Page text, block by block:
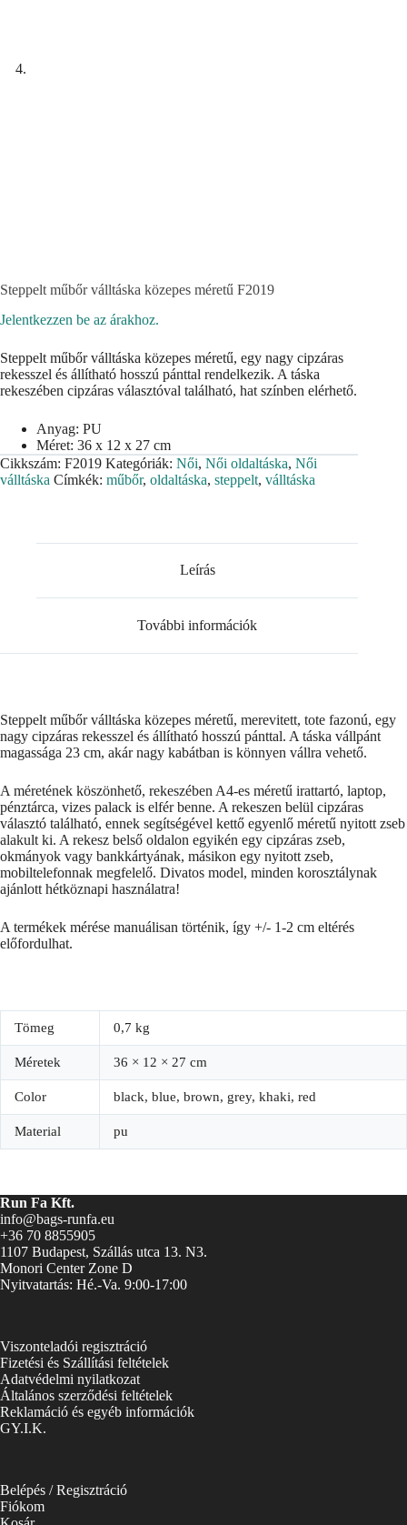
Steppelt műbőr válltáska közepes méretű F2019
Jelentkezzen be az árakhoz.
Steppelt műbőr válltáska közepes méretű, egy nagy cipzáras
rekesszel és állítható hosszú pánttal rendelkezik. A táska
rekeszében cipzáras választóval található, hat színben elérhető.
Anyag: PU
Méret: 36 x 12 x 27 cm
Cikkszám: F2019 Kategóriák: Női, Női oldaltáska, Női
válltáska Címkék: műbőr, oldaltáska, steppelt, válltáska
Leírás
További információk
Steppelt műbőr válltáska közepes méretű, merevitett, tote fazonú, egy
nagy cipzáras rekesszel és állítható hosszú pánttal. A táska vállpánt
magassága 23 cm, akár nagy kabátban is könnyen vállra vehető.
A méretének köszönhető, rekeszében A4-es méretű irattartó, laptop,
pénztárca, vizes palack is elfér benne. A rekeszen belül cipzáras
választó található, ennek segítségével kettő egyenlő méretű nyitott zseb
alakult ki. A rekesz belső oldalon egyikén egy cipzáras zseb,
okmányok vagy bankkártyának, másikon egy nyitott zseb,
mobiltelefonnak megfelelő. Divatos model, minden korosztálynak
ajánlott hétköznapi használatra!
A termékek mérése manuálisan történik, így +/- 1-2 cm eltérés
előfordulhat.
Tömeg 0,7 kg
Méretek 36 × 12 × 27 cm
Color black, blue, brown, grey, khaki, red
Material pu
Run Fa Kft.
info@bags-runfa.eu
+36 70 8855905
1107 Budapest, Szállás utca 13. N3.
Monori Center Zone D
Nyitvatartás: Hé.-Va. 9:00-17:00
Viszonteladói regisztráció
Fizetési és Szállítási feltételek
Adatvédelmi nyilatkozat
Általános szerződési feltételek
Reklamáció és egyéb információk
GY.I.K.
Belépés / Regisztráció
Fiókom